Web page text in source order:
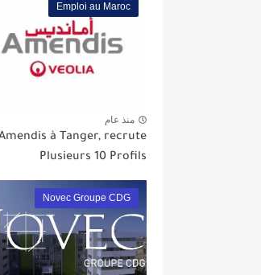
Emploi au Maroc
منذ عام
à Tanger, recrute
Plusieurs 10 Profils
Novec Groupe CDG